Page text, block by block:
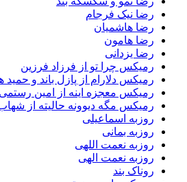
رضا نیک فرجام
رضا هاشمیان
رضا هامون
رضا یزدانی
رمیکس چرا تو از فرزاد فرزین
رمیکس دلارام از پازل باند و حمید
رمیکس معجزه اینه از امین رستمی
رمیکس مگه دیوونه حالیته از
روزبه اسماعیلی
روزبه بمانی
روزبه نعمت اللهی
روزبه نعمت الهی
روناک بند